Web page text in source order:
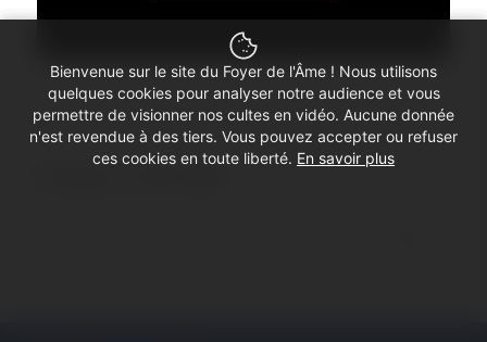
Bienvenue sur le site du Foyer de l'Âme ! Nous utilisons
quelques cookies pour analyser notre audience et vous
permettre de visionner nos cultes en vidéo. Aucune donnée
n'est revendue à des tiers. Vous pouvez accepter ou refuser
ces cookies en toute liberté. En savoir plus